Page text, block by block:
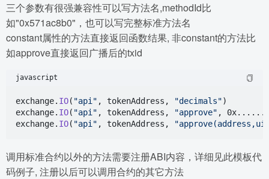
三个参数有很强兼容性可以写方法名,methodId比
如"0x571ac8b0"，也可以写完整标准方法名
constant属性的方法直接返回函数结果, 非constant的方法比
如approve直接返回广播后的txid
javascript
exchange. IO( "api" , tokenAddress, "decimals")
exchange. IO( "api" , tokenAddress, "approve" ,
exchange. IO( "api" , tokenAddress,
调用标准合约以外的方法需要注册ABI内容，详细见此模板代
码例子, 注册以后可以调用合约的其它方法